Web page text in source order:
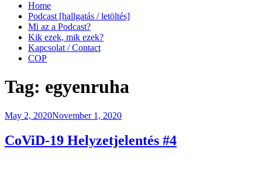
Home
Podcast [hallgatás / letöltés]
Mi az a Podcast?
Kik ezek, mik ezek?
Kapcsolat / Contact
COP
Tag: egyenruha
Posted
May 2, 2020November 1, 2020
CoViD-19 Helyzetjelentés #4